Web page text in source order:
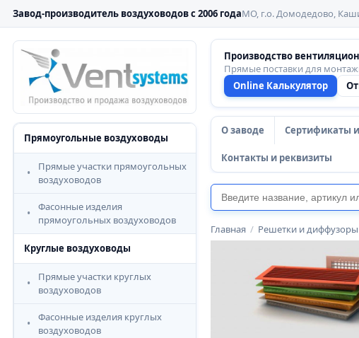
Завод-производитель воздуховодов с 2006 годаМО, г.о. Домодедово,
Прямоугольные воздуховоды
Прямые участки прямоугольных
воздуховодов
Фасонные изделия
прямоугольных воздуховодов
Круглые воздуховоды
Прямые участки круглых
воздуховодов
Фасонные изделия круглых
воздуховодов
Производство
Прямые поставки для
Online Калькулятор
О заводе Сертификаты
Контакты и реквизиты
Главная / Решетки и диффузоры